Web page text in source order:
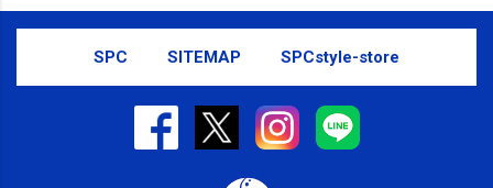
Amphitheatre Parkway, Mountain View, CA 94043,
SPC SITEMAP SPCstyle-store